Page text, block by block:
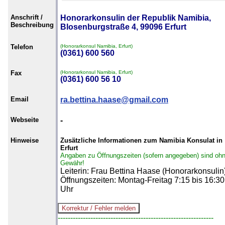
Anschrift /
Beschreibung
Honorarkonsulin der Republik Namibia,
Blosenburgstraße 4, 99096 Erfurt
Telefon (Honorarkonsul Namibia, Erfurt)
(0361) 600 560
Fax (Honorarkonsul Namibia, Erfurt)
(0361) 600 56 10
Email ra.bettina.haase@gmail.com
Webseite -
Hinweise
Zusätzliche Informationen zum Namibia Konsulat in
Erfurt
Angaben zu Öffnungszeiten (sofern angegeben) sind
Gewähr!
Leiterin: Frau Bettina Haase
Öffnungszeiten: Montag-Freitag 7:15 bis 16:30
Uhr
--------------------------------------------------------------